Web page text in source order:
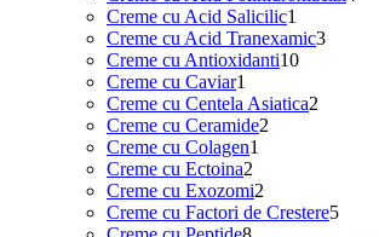
Creme cu Acid Salicilic1
produs
Creme cu Acid Tranexamic33
Creme cu Antioxidanti1010
Creme cu Caviar1
produs
Creme cu Centela Asiatica2
Creme cu Ceramide2
Creme cu Colagen1
Creme cu Ectoina2
produse
Creme cu Exozomi2
produse
Creme cu Factori de Crestere55
8